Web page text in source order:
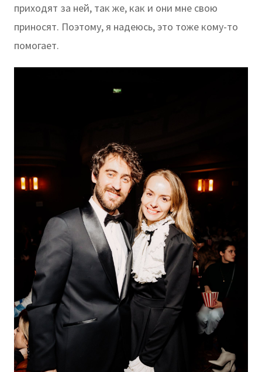
приходят за ней, так же, как и они мне свою
приносят. Поэтому, я надеюсь, это тоже кому-то
помогает.